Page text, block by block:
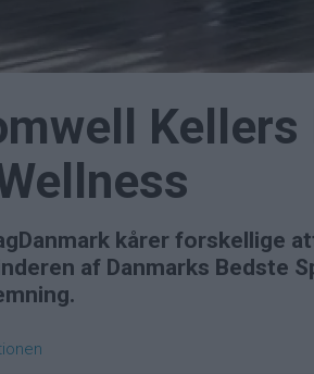
kårer forskellige
af Danmarks Bedste